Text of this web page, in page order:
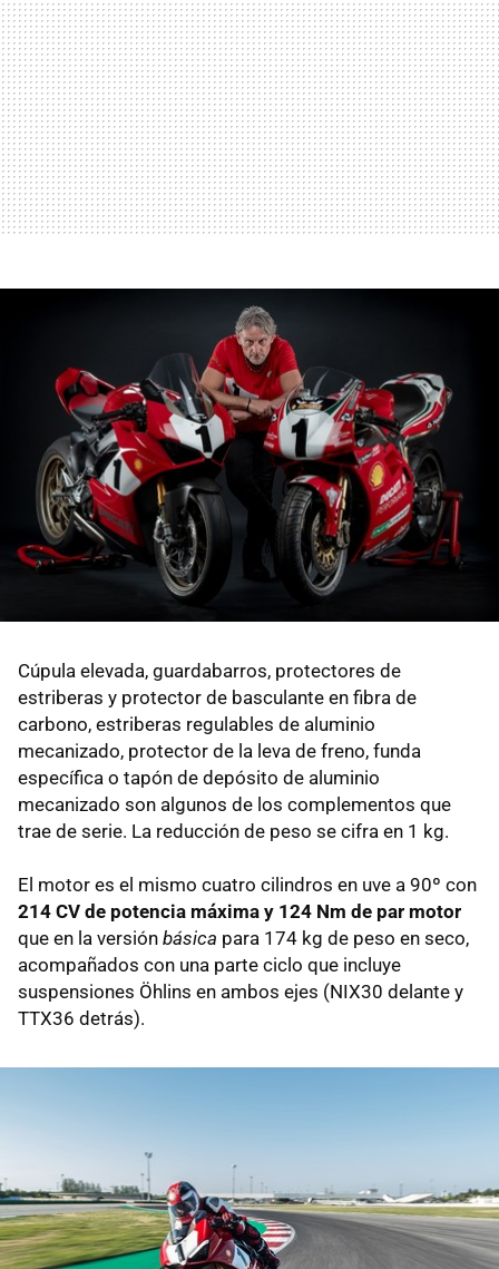
Cúpula elevada, guardabarros, protectores de
estriberas y protector de basculante en fibra de
carbono, estriberas regulables de aluminio
mecanizado, protector de la leva de freno, funda
específica o tapón de depósito de aluminio
mecanizado son algunos de los complementos que
trae de serie. La reducción de peso se cifra en 1 kg.
El motor es el mismo cuatro cilindros en uve a 90º con
214 CV de potencia máxima y 124 Nm de par motor
que en la versión básica para 174 kg de peso en seco,
acompañados con una parte ciclo que incluye
suspensiones Öhlins en ambos ejes (NIX30 delante y
TTX36 detrás).